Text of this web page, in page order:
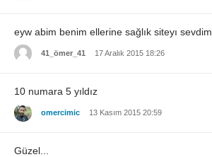
eyw abim benim ellerine sağlık siteyı sevdim
41_ömer_41 17 Aralık 2015 18:26
10 numara 5 yıldız
omercimic 13 Kasım 2015 20:59
Güzel...